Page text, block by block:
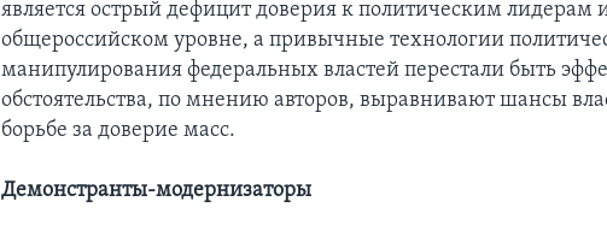
является острый дефицит доверия к политическим лидерам
общероссийском уровне, а привычные технологии
манипулирования федеральных властей перестали быть
обстоятельства, по мнению авторов, выравнивают шансы
борьбе за доверие масс.
Демонстранты-модернизаторы